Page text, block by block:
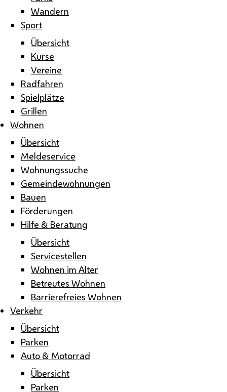
Wandern
Sport
Übersicht
Kurse
Vereine
Radfahren
Spielplätze
Grillen
Wohnen
Übersicht
Meldeservice
Wohnungssuche
Gemeindewohnungen
Bauen
Förderungen
Hilfe & Beratung
Übersicht
Servicestellen
Wohnen im Alter
Betreutes Wohnen
Barrierefreies Wohnen
Verkehr
Übersicht
Parken
Auto & Motorrad
Übersicht
Parken